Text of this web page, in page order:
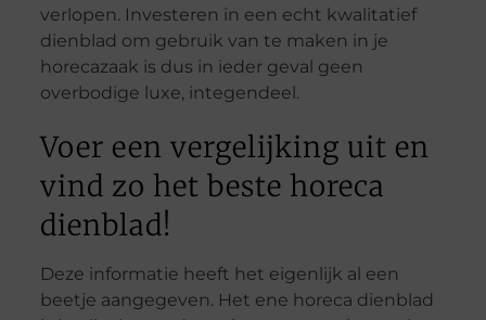
verlopen. Investeren in een echt kwalitatief
dienblad om gebruik van te maken in je
horecazaak is dus in ieder geval geen
overbodige luxe, integendeel.
Voer een vergelijking uit en
vind zo het beste horeca
dienblad!
Deze informatie heeft het eigenlijk al een
beetje aangegeven. Het ene horeca dienblad